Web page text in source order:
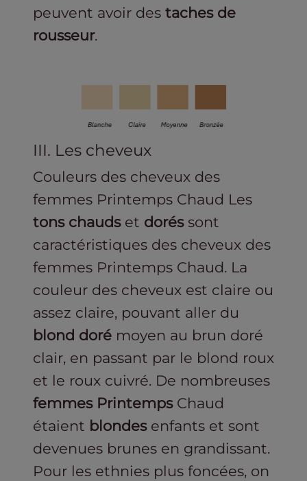
peuvent avoir des taches de
rousseur.
III. Les cheveux
Couleurs des cheveux des
femmes Printemps Chaud Les
tons chaudset doréssont
caractéristiques des cheveux des
femmes Printemps Chaud. La
couleur des cheveux est claire ou
assez claire, pouvant aller du
blond doré moyen au brun doré
clair, en passant par le blond roux
et le roux cuivré. De nombreuses
femmes PrintempsChaud
étaient blondesenfants et sont
devenues brunes en grandissant.
Pour les ethnies plus foncées, on